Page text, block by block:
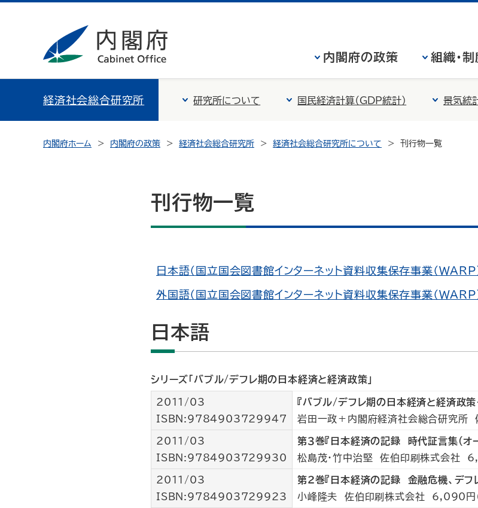
内閣府の政策 組織・制
経済社会総合研究所 研究所について 国民経済計算（GDP統計） 景気統
内閣府ホーム 内閣府の政策 経済社会総合研究所 経済社会総合研究所について 刊行物一覧
刊行物一覧
日本語（国立国会図書館インターネット資料収集保存事業（WARP
外国語（国立国会図書館インターネット資料収集保存事業（WARP
日本語
シリーズ「バブル/デフレ期の日本経済と経済政策」
2011/03
ISBN:9784903729947
『バブル/デフレ期の日本経済と経済政
岩田一政＋内閣府経済社会総合研究所
2011/03
ISBN:9784903729930
第３巻『日本経済の記録 時代証言集（オー
松島茂・竹中治堅 佐伯印刷株式会社
2011/03
ISBN:9784903729923
第２巻『日本経済の記録 金融危機、デ
小峰隆夫 佐伯印刷株式会社 6,090円（